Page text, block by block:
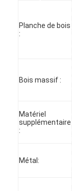
Produits
Planche de bois
:
Bois massif :
Matériel
supplémentaire
:
Métal: